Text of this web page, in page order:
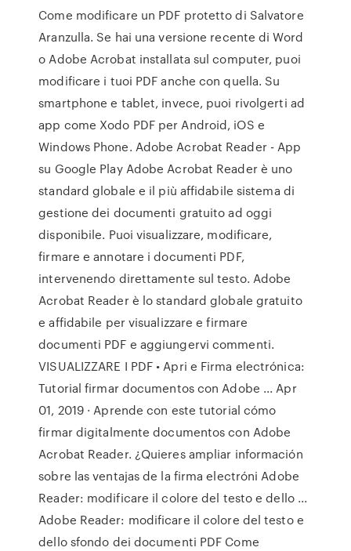
Come modificare un PDF protetto di Salvatore
Aranzulla. Se hai una versione recente di Word
o Adobe Acrobat installata sul computer, puoi
modificare i tuoi PDF anche con quella. Su
smartphone e tablet, invece, puoi rivolgerti ad
app come Xodo PDF per Android, iOS e
Windows Phone. Adobe Acrobat Reader - App
su Google Play Adobe Acrobat Reader è uno
standard globale e il più affidabile sistema di
gestione dei documenti gratuito ad oggi
disponibile. Puoi visualizzare, modificare,
firmare e annotare i documenti PDF,
intervenendo direttamente sul testo. Adobe
Acrobat Reader è lo standard globale gratuito
e affidabile per visualizzare e firmare
documenti PDF e aggiungervi commenti.
VISUALIZZARE I PDF • Apri e Firma electrónica:
Tutorial firmar documentos con Adobe ... Apr
01, 2019 · Aprende con este tutorial cómo
firmar digitalmente documentos con Adobe
Acrobat Reader. ¿Quieres ampliar información
sobre las ventajas de la firma electróni Adobe
Reader: modificare il colore del testo e dello ...
Adobe Reader: modificare il colore del testo e
dello sfondo dei documenti PDF Come